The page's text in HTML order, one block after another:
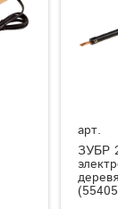
арт.
ЗУБР